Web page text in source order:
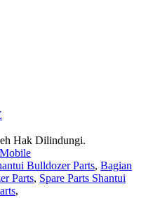
Hak Dilindungi.
Bulldozer Parts, Bagian
Parts, Spare Parts Shantui
,